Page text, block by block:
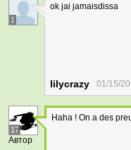
1
ok jai jamaisdissa
lilycrazy 01/15/
17
Автор
Haha ! On a des